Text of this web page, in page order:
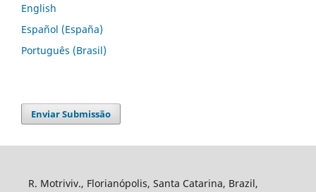
English
Español (España)
Português (Brasil)
Enviar Submissão
R. Motriviv., Florianópolis, Santa Catarina, Brazil,